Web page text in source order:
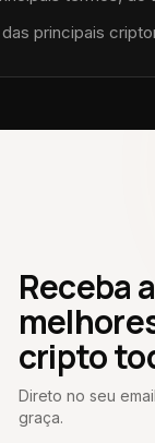
principais
Receba
cripto
Direto no seu
graça.